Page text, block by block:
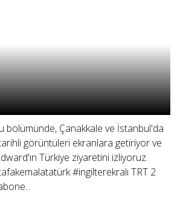
bölümünde, Çanakkale ve İstanbul'da
görüntüleri ekranlara getiriyor ve
Türkiye ziyaretini izliyoruz.
#ingilterekralı TRT 2